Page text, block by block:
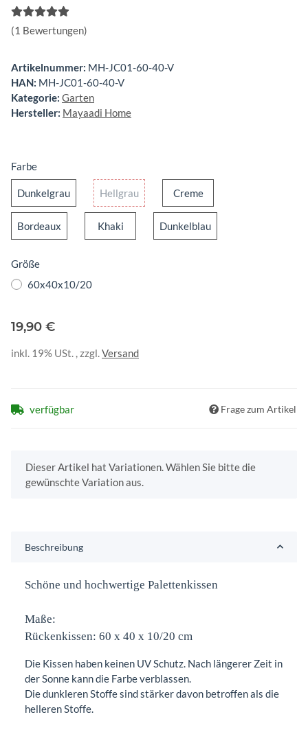
(1 Bewertungen)
Artikelnummer: MH-JC01-60-40-V
HAN: MH-JC01-60-40-V
Kategorie: Garten
Hersteller: Mayaadi Home
Farbe
DunkelgrauDunkelgrau
HellgrauHellgrauCremeCreme
Bordeaux BordeauxKhakiKhaki DunkelblauDunkelblau
Größe
60x40x10/20
19,90 €
inkl. 19% USt. , zzgl.Versand
verfügbar Frage zum Artikel
x
Dieser Artikel hat Variationen. Wählen Sie bitte die
gewünschte Variation aus.
Beschreibung
Schöne und hochwertige Palettenkissen
Maße:
Rückenkissen: 60 x 40 x 10/20 cm
Die Kissen haben keinen UV Schutz. Nach längerer Zeit in
der Sonne kann die Farbe verblassen.
Die dunkleren Stoffe sind stärker davon betroffen als die
helleren Stoffe.